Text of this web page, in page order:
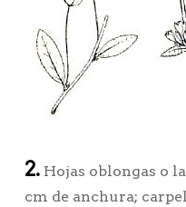
2.Hojas oblongas o
cm de anchura;